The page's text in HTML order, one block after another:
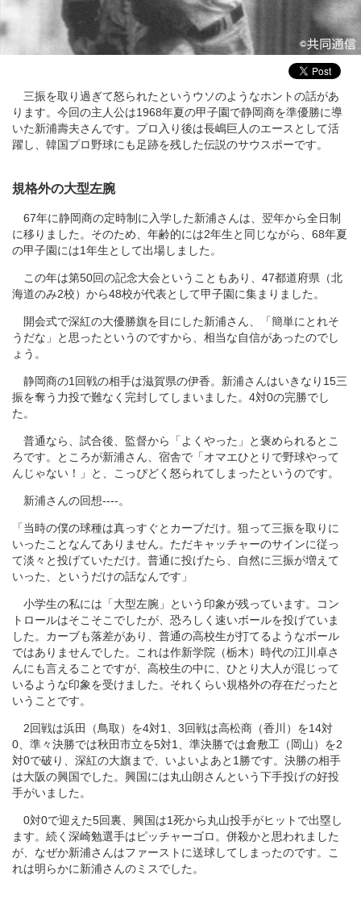
三振を取り過ぎて怒られたというウソのようなホントの話があ
ります。今回の主人公は1968年夏の甲子園で静岡商を準優勝に導
いた新浦壽夫さんです。プロ入り後は長嶋巨人のエースとして活
躍し、韓国プロ野球にも足跡を残した伝説のサウスポーです。
規格外の大型左腕
67年に静岡商の定時制に入学した新浦さんは、翌年から全日制
に移りました。そのため、年齢的には2年生と同じながら、68年夏
の甲子園には1年生として出場しました。
この年は第50回の記念大会ということもあり、47都道府県（北
海道のみ2校）から48校が代表として甲子園に集まりました。
開会式で深紅の大優勝旗を目にした新浦さん、「簡単にとれそ
うだな」と思ったというのですから、相当な自信があったのでし
ょう。
静岡商の1回戦の相手は滋賀県の伊香。新浦さんはいきなり15三
振を奪う力投で難なく完封してしまいました。4対0の完勝でし
た。
普通なら、試合後、監督から「よくやった」と褒められるとこ
ろです。ところが新浦さん、宿舎で「オマエひとりで野球やって
んじゃない！」と、こっぴどく怒られてしまったというのです。
新浦さんの回想----。
「当時の僕の球種は真っすぐとカーブだけ。狙って三振を取りに
いったことなんてありません。ただキャッチャーのサインに従っ
て淡々と投げていただけ。普通に投げたら、自然に三振が増えて
いった、というだけの話なんです」
小学生の私には「大型左腕」という印象が残っています。コン
トロールはそこそこでしたが、恐ろしく速いボールを投げていま
した。カーブも落差があり、普通の高校生が打てるようなボール
ではありませんでした。これは作新学院（栃木）時代の江川卓さ
んにも言えることですが、高校生の中に、ひとり大人が混じって
いるような印象を受けました。それくらい規格外の存在だったと
いうことです。
2回戦は浜田（鳥取）を4対1、3回戦は高松商（香川）を14対
0、準々決勝では秋田市立を5対1、準決勝では倉敷工（岡山）を2
対0で破り、深紅の大旗まで、いよいよあと1勝です。決勝の相手
は大阪の興国でした。興国には丸山朗さんという下手投げの好投
手がいました。
0対0で迎えた5回裏、興国は1死から丸山投手がヒットで出塁し
ます。続く深崎勉選手はピッチャーゴロ。併殺かと思われました
が、なぜか新浦さんはファーストに送球してしまったのです。こ
れは明らかに新浦さんのミスでした。